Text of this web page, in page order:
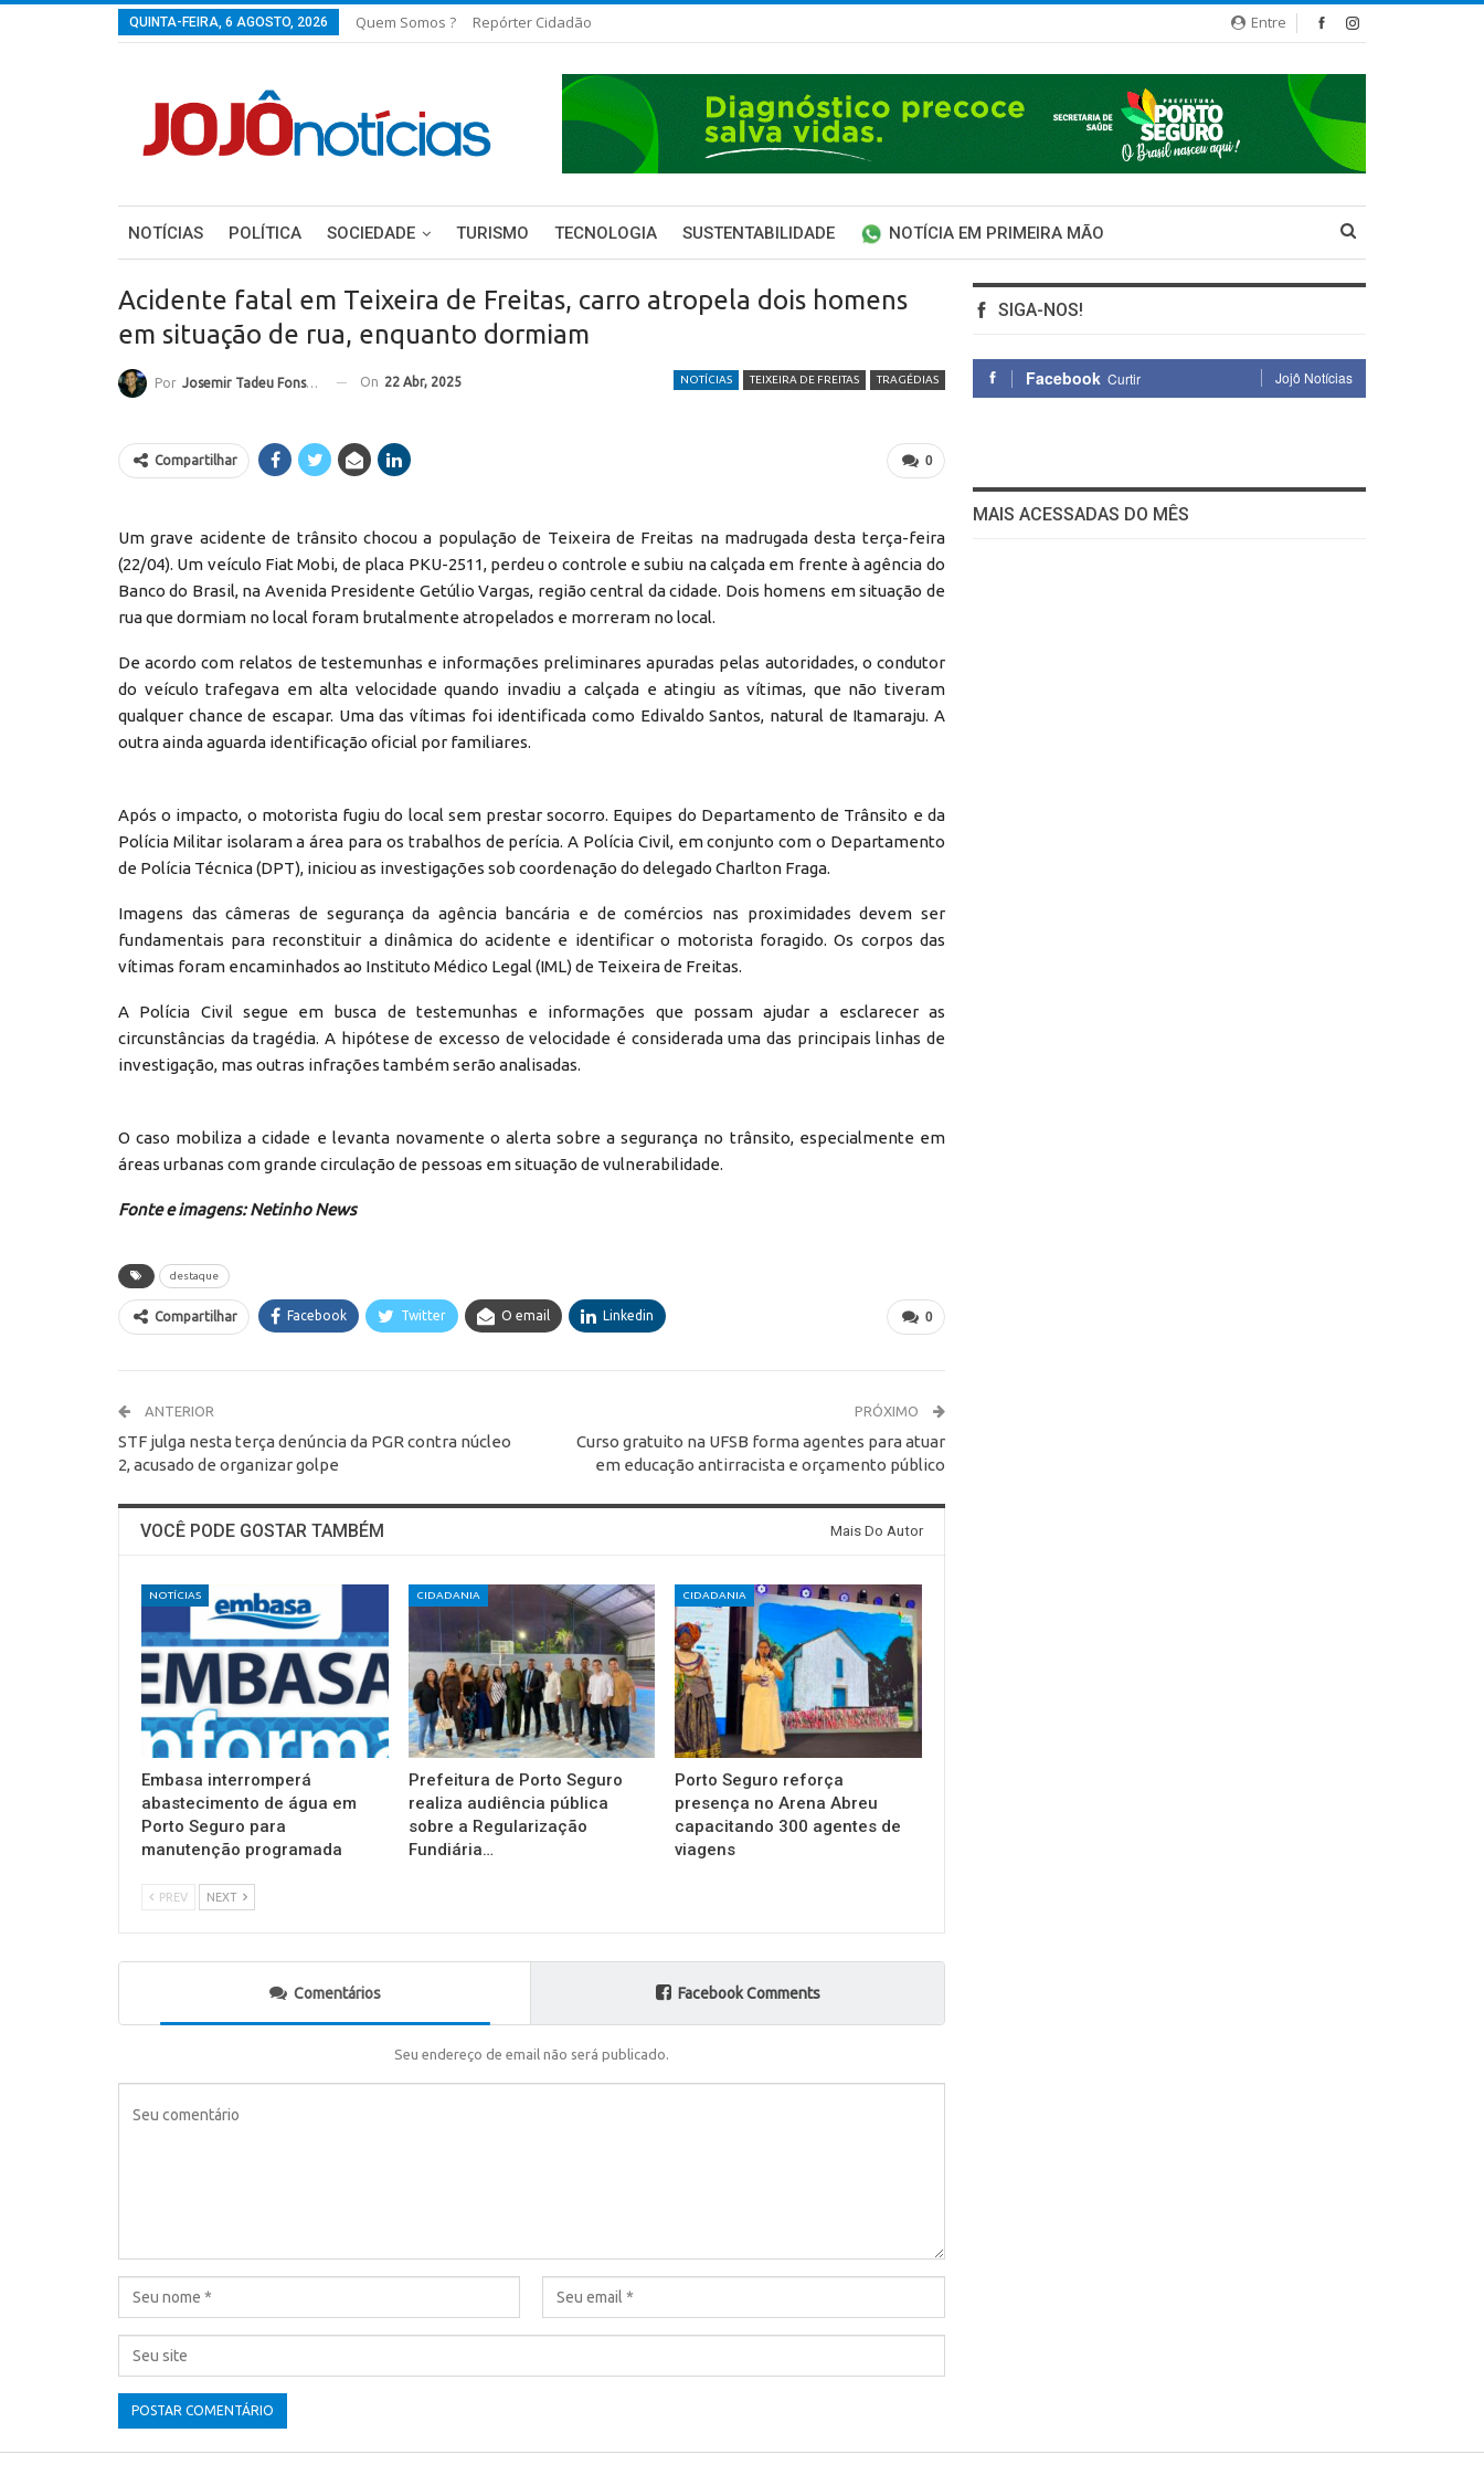
Entre
QUINTA-FEIRA, 6 AGOSTO, 2026 Quem Somos ? Repórter Cidadão
NOTÍCIAS POLÍTICA SOCIEDADE TURISMO TECNOLOGIA SUSTENTABILIDADE NOTÍCIA EM PRIMEIRA MÃO
Acidente fatal em Teixeira de Freitas, carro atropela dois homens
em situação de rua, enquanto dormiam
NOTÍCIAS TEIXEIRA DE FREITAS TRAGÉDIAS
Por Josemir Tadeu Fonseca On 22 Abr, 2025
0
Compartilhar
Um grave acidente de trânsito chocou a população de Teixeira de Freitas na madrugada desta terça-feira
(22/04). Um veículo Fiat Mobi, de placa PKU-2511, perdeu o controle e subiu na calçada em frente à agência do
Banco do Brasil, na Avenida Presidente Getúlio Vargas, região central da cidade. Dois homens em situação de
rua que dormiam no local foram brutalmente atropelados e morreram no local.
De acordo com relatos de testemunhas e informações preliminares apuradas pelas autoridades, o condutor
do veículo trafegava em alta velocidade quando invadiu a calçada e atingiu as vítimas, que não tiveram
qualquer chance de escapar. Uma das vítimas foi identificada como Edivaldo Santos, natural de Itamaraju. A
outra ainda aguarda identificação oficial por familiares.
Após o impacto, o motorista fugiu do local sem prestar socorro. Equipes do Departamento de Trânsito e da
Polícia Militar isolaram a área para os trabalhos de perícia. A Polícia Civil, em conjunto com o Departamento
de Polícia Técnica (DPT), iniciou as investigações sob coordenação do delegado Charlton Fraga.
Imagens das câmeras de segurança da agência bancária e de comércios nas proximidades devem ser
fundamentais para reconstituir a dinâmica do acidente e identificar o motorista foragido. Os corpos das
vítimas foram encaminhados ao Instituto Médico Legal (IML) de Teixeira de Freitas.
A Polícia Civil segue em busca de testemunhas e informações que possam ajudar a esclarecer as
circunstâncias da tragédia. A hipótese de excesso de velocidade é considerada uma das principais linhas de
investigação, mas outras infrações também serão analisadas.
O caso mobiliza a cidade e levanta novamente o alerta sobre a segurança no trânsito, especialmente em
áreas urbanas com grande circulação de pessoas em situação de vulnerabilidade.
Fonte e imagens: Netinho News
destaque
0
Compartilhar Facebook Twitter O email Linkedin
ANTERIOR
STF julga nesta terça denúncia da PGR contra núcleo
2, acusado de organizar golpe
PRÓXIMO
Curso gratuito na UFSB forma agentes para atuar
em educação antirracista e orçamento público
VOCÊ PODE GOSTAR TAMBÉM Mais Do Autor
NOTÍCIAS
Embasa interromperá
abastecimento de água em
Porto Seguro para
manutenção programada
CIDADANIA
Prefeitura de Porto Seguro
realiza audiência pública
sobre a Regularização
Fundiária…
CIDADANIA
Porto Seguro reforça
presença no Arena Abreu
capacitando 300 agentes de
viagens
PREV NEXT
Comentários Facebook Comments
Seu endereço de email não será publicado.
SIGA-NOS!
Facebook Curtir Jojô Notícias
MAIS ACESSADAS DO MÊS